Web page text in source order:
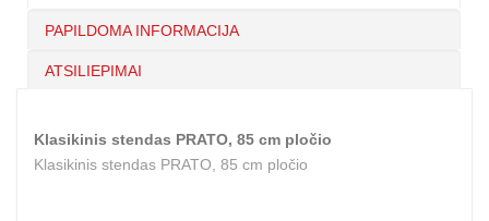
PAPILDOMA INFORMACIJA
ATSILIEPIMAI
Klasikinis stendas PRATO, 85 cm pločio
Klasikinis stendas PRATO, 85 cm pločio